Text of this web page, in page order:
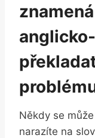
Někdy se
‌narazíte na